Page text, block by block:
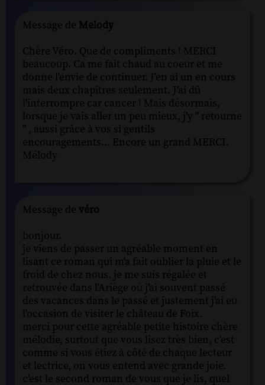
Message de Melody
Chère Véro. Que de compliments ! MERCI
beaucoup. Ca me fait chaud au coeur et me
donne l'envie de continuer. J'en ai un en cours
mais deux chapîtres seulement. J'ai dû
l'interrompre car cancer ! Mais désormais,
lorsque je vais aller un peu mieux, j'y " retourne
" , aussi grâce à vos si gentils
encouragements... Encore un grand MERCI.
Mélody
Message de véro
bonjour.
je viens de passer un agréable moment en
lisant ce roman qui m'a fait oublier la pluie et le
froid de chez nous. je me suis régalée et
retrouvée dans l'Ariège où j'ai souvent passé
des vacances dans le passé et justement j'ai eu
l'occasion de visiter le château de Foix.
merci pour cette agréable petite histoire chère
mélodie, surtout que vous lisez très bien, c'est
comme si vous étiez à côté de chaque lecteur
et lectrice, on vous entend avec grande joie.
c'est le second roman de vous que je lis, quel